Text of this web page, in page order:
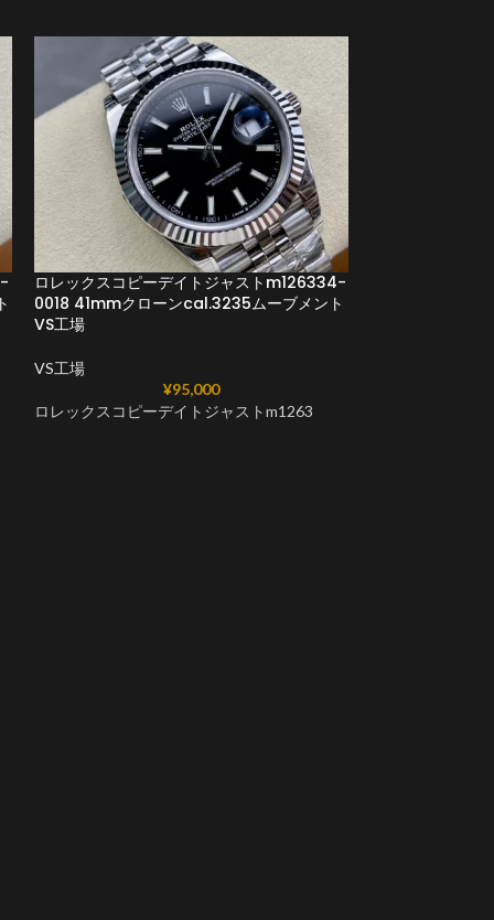
ロレックスコピーデイトジャストm126334-
0018 41mmクローンcal.3235ムーブメント
VS工場
VS工場
¥95,000
ロレックスコピーデイトジャストm1263